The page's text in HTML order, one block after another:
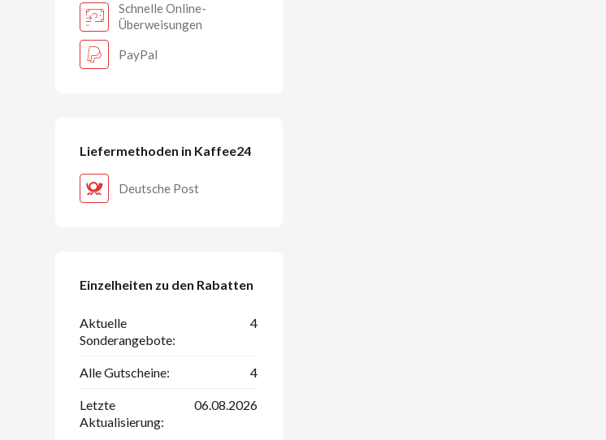
Schnelle Online-
Überweisungen
PayPal
Liefermethoden in Kaffee24
Deutsche Post
Einzelheiten zu den Rabatten
Aktuelle
Sonderangebote:
4
Alle Gutscheine: 4
Letzte
Aktualisierung:
06.08.2026